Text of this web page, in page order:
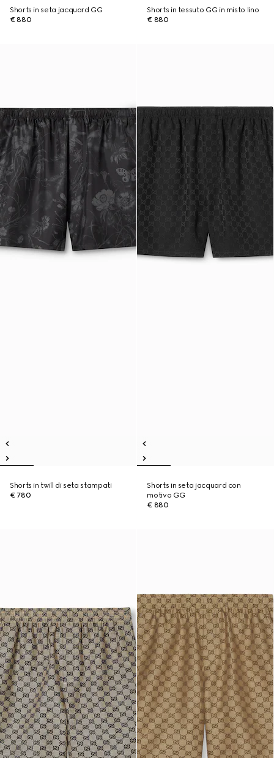
Shorts in seta jacquard GG
€ 880
Shorts in tessuto GG in misto lino
€ 880
Shorts in twill di seta stampati
€ 780
Shorts in seta jacquard con
motivo GG
€ 880